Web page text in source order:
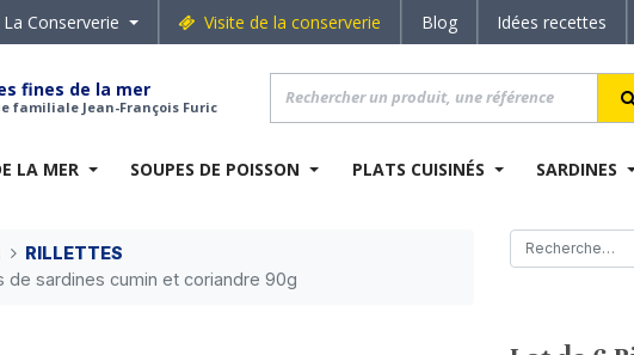
La Conserverie Visite de la conserverie Blog Idées recettes
fines de la mer
familiale Jean-François Furic
LA MER SOUPES DE POISSON PLATS CUISINÉS SARDINES
RILLETTES
de sardines cumin et coriandre 90g